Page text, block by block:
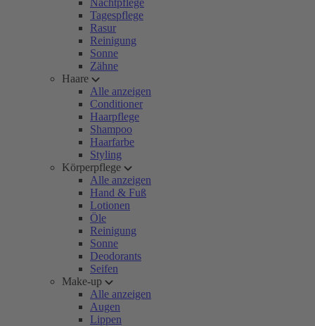
Nachtpflege
Tagespflege
Rasur
Reinigung
Sonne
Zähne
Haare
Alle anzeigen
Conditioner
Haarpflege
Shampoo
Haarfarbe
Styling
Körperpflege
Alle anzeigen
Hand & Fuß
Lotionen
Öle
Reinigung
Sonne
Deodorants
Seifen
Make-up
Alle anzeigen
Augen
Lippen